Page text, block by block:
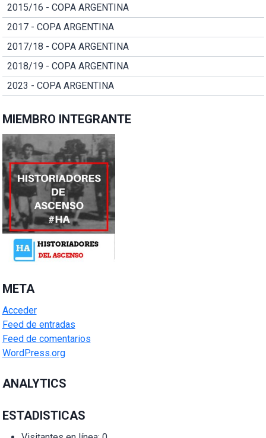
2015/16 - COPA ARGENTINA
2017 - COPA ARGENTINA
2017/18 - COPA ARGENTINA
2018/19 - COPA ARGENTINA
2023 - COPA ARGENTINA
MIEMBRO INTEGRANTE
META
Acceder
Feed de entradas
Feed de comentarios
WordPress.org
ANALYTICS
ESTADISTICAS